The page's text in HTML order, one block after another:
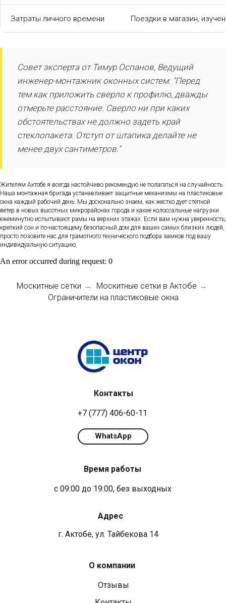
Затраты личного времени Поездки в магазин,
Совет эксперта от Тимур Оспанов, Ведущий
инженер-монтажник оконных систем: "Перед
тем как приложить сверло к профилю, дважды
отмерьте расстояние. Сверло ни при каких
обстоятельствах не должно задеть край
стеклопакета. Отступ от штапика делайте не
менее двух сантиметров."
Жителям Актобе я всегда настойчиво рекомендую не полагаться на случайность.
Наша монтажная бригада устанавливает защитные механизмы на пластиковые
окна каждый рабочий день. Мы досконально знаем, как жестко дует степной
ветер в новых высотных микрорайонах города и какие колоссальные нагрузки
ежеминутно испытывают рамы на верхних этажах. Если вам нужна уверенность,
крепкий сон и по-настоящему безопасный дом для ваших самых близких людей,
просто позовите нас для грамотного технического подбора замков под вашу
индивидуальную ситуацию.
An error occurred during request: 0
Москитные сетки → Москитные сетки в Актобе →
Ограничители на пластиковые окна
+7 (777) 406-60-11
с 09:00 до 19:00, без выходных
Отзывы
г. Актобе, ул. Тайбекова 14
О компании
Адрес
Время работы
Контакты
WhatsApp